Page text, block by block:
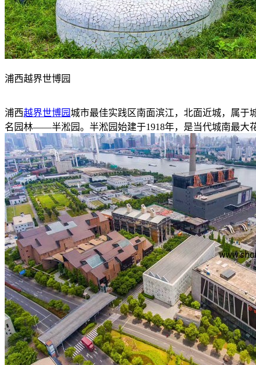
浦西越界世博园
浦西越界世博园城市最佳实践区南面滨江，北面近城，属于
名园林——半淞园。半淞园始建于1918年，是当代城南最大